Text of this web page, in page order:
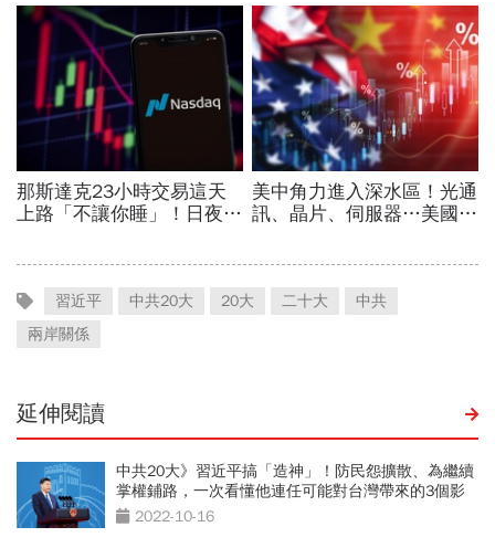
習近平 中共20大 20大 二十大
中共
兩岸關係
延伸閱讀
中共20大》習近平搞「造神」！防民怨擴散、為繼續
掌權鋪路，一次看懂他連任可能對台灣帶來的3個影
響 2022-10-16